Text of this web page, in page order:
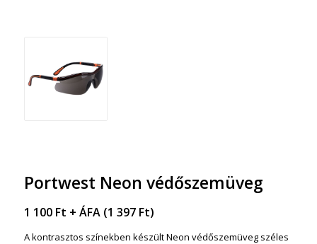
Portwest Neon védőszemüveg
1 100 Ft + ÁFA (1 397 Ft)
A kontrasztos színekben készült Neon védőszemüveg széles